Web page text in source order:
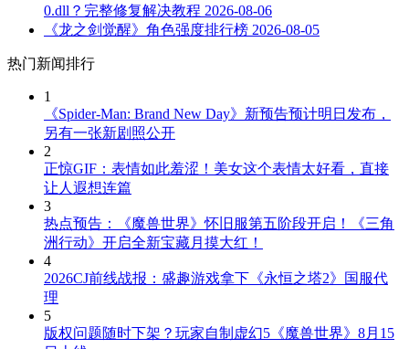
0.dll？完整修复解决教程 2026-08-06
《龙之剑觉醒》角色强度排行榜 2026-08-05
热门新闻排行
1
《Spider-Man: Brand New Day》新预告预计明日发布，
另有一张新剧照公开
2
正惊GIF：表情如此羞涩！美女这个表情太好看，直接
让人遐想连篇
3
热点预告：《魔兽世界》怀旧服第五阶段开启！《三角
洲行动》开启全新宝藏月摸大红！
4
2026CJ前线战报：盛趣游戏拿下《永恒之塔2》国服代
理
5
版权问题随时下架？玩家自制虚幻5《魔兽世界》8月15